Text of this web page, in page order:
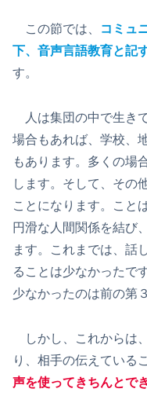
この節では、
コミュ
下、音声言語教育と記
す。
人は集団の中で生き
場合もあれば、学校、
もあります。多くの場
します。そして、その
ことになります。こと
円滑な人間関係を結び
ます。これまでは、話
ることは少なかったで
少なかったのは前の第
しかし、これからは
り、相手の伝えている
声を使ってきちんとで